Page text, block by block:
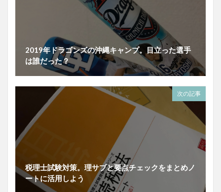
2019年ドラゴンズの沖縄キャンプ。目立った選手
は誰だった？
次の記事
税理士試験対策。理サブと要点チェックをまとめノ
ートに活用しよう